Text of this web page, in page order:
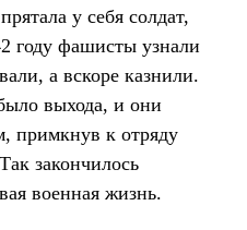
у себя солдат,
году фашисты узнали
а вскоре казнили.
выхода, и они
примкнув к отряду
закончилось
военная жизнь.